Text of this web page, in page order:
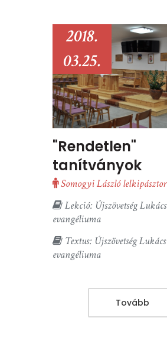
"Rendetlen"
tanítványok
2018.
03.25.
Somogyi László lelkipásztor
Lekció: Újszövetség Lukács
evangéliuma
Textus: Újszövetség Lukács
evangéliuma
Tovább